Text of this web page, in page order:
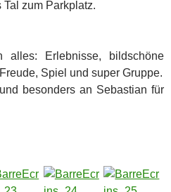
Tal zum Parkplatz.
alles: Erlebnisse, bildschöne
Spiel und super Gruppe.
besonders an Sebastian für